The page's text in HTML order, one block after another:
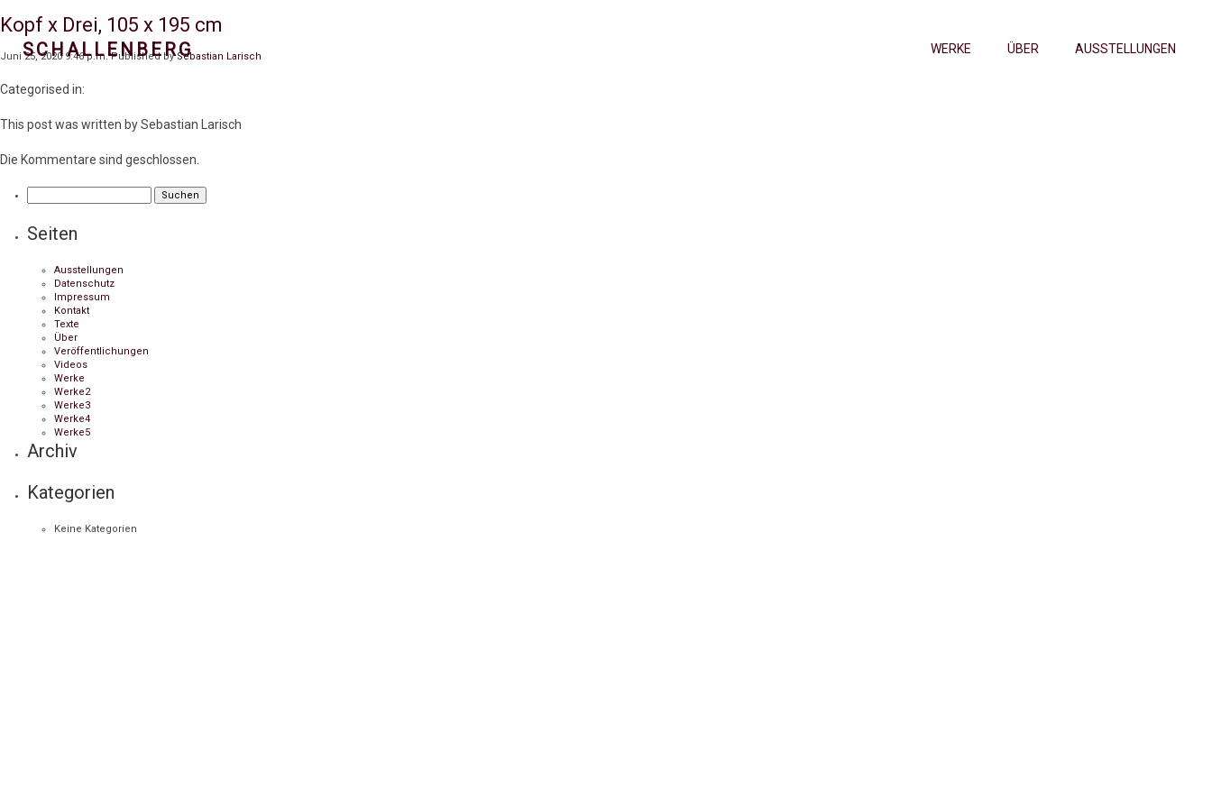
SCHALLENBERG WERKE ÜBER AUSSTELLUNGEN
Kopf x Drei, 105 x 195 cm
Juni 25, 2020 9:46 p.m. Published bySebastian Larisch
Categorised in:
This post was written by Sebastian Larisch
Die Kommentare sind geschlossen.
nach:
Seiten
Ausstellungen
Datenschutz
Impressum
Kontakt
Texte
Über
Veröffentlichungen
Videos
Werke
Werke2
Werke3
Werke4
Werke5
Archiv
Kategorien
Keine Kategorien